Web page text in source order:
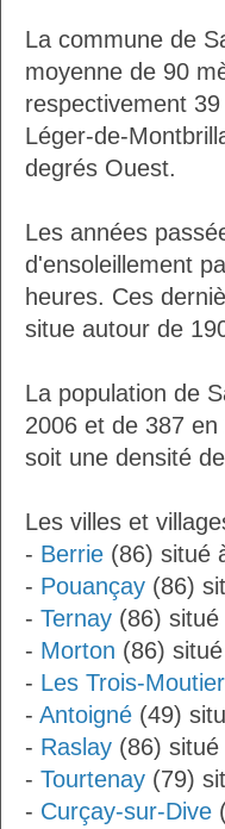
La commune de
moyenne de 90
respectivement
Léger-de-
degrés Ouest.
Les années
d'ensoleillement
heures. Ces
situe autour de
La population de
2006 et de 387
soit une densité
Les villes et
- Berrie (86) situé
- Pouançay (86)
- Ternay (86)
- Morton (86)
- Les Trois-
- Antoigné (49)
- Raslay (86)
- Tourtenay (79)
- Curçay-sur-Dive